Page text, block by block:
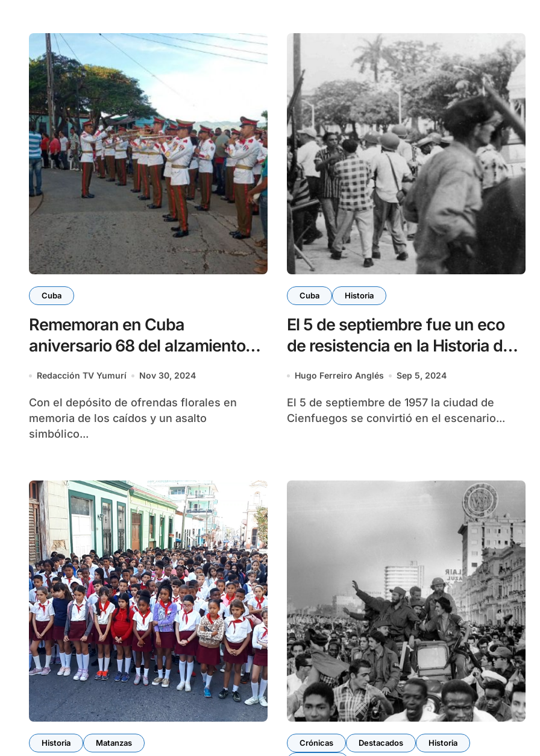
Cuba
Rememoran en Cuba
aniversario 68 del alzamiento
del 30 de noviembre en
Redacción TV Yumurí Nov 30, 2024
Con el depósito de ofrendas florales en
memoria de los caídos y un asalto
simbólico...
Cuba Historia
El 5 de septiembre fue un eco
de resistencia en la Historia de
Cuba
Hugo Ferreiro Anglés Sep 5, 2024
El 5 de septiembre de 1957 la ciudad de
Cienfuegos se convirtió en el escenario...
Historia Matanzas Crónicas Destacados
Historia